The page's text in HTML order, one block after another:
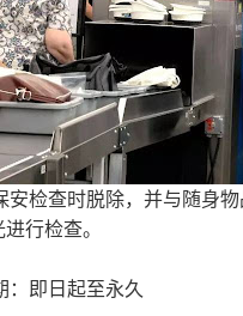
检查时脱除，并与随身
行检查。
：即日起至永久